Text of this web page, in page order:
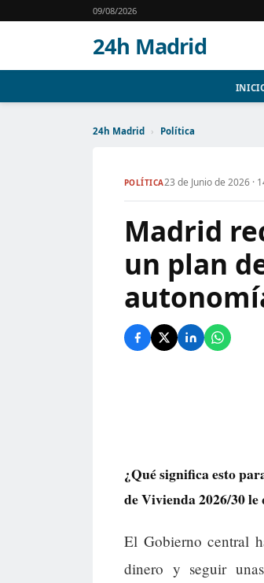
09/08/2026
24h Madrid
24h Madrid › Política
POLÍTICA23 de Junio de 2026 ·
Madrid
un plan
¿Qué significa esto
de Vivienda 2026/30
El Gobierno central
dinero y seguir